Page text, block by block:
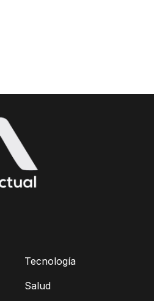
Tecnología
Salud